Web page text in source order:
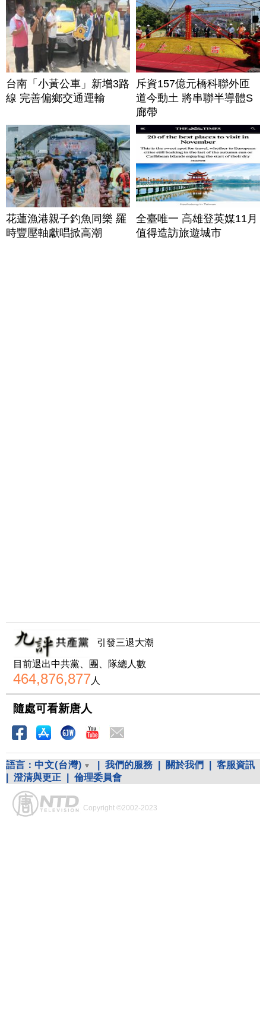
台南「小黃公車」新增3路
線 完善偏鄉交通運輸
斥資157億元橋科聯外匝
道今動土 將串聯半導體S
廊帶
花蓮漁港親子釣魚同樂 羅
時豐壓軸獻唱掀高潮
全臺唯一 高雄登英媒11月
值得造訪旅遊城市
引發三退大潮
目前退出中共黨、團、隊總人數
464,876,877人
隨處可看新唐人
語言： 中文(台灣) 我們的服務 關於我們
客服資訊
澄清與更正 倫理委員會
Copyright ©2002-2023